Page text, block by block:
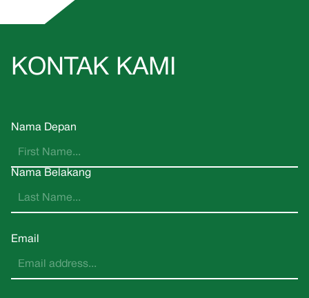
KONTAK KAMI
Nama Depan
Nama Belakang
Email